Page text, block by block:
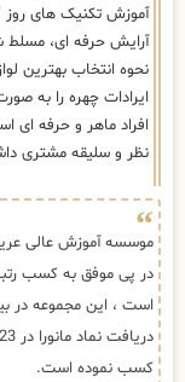
آموزش تکنیک های روز
آرایش حرفه ای،
نحوه انتخاب بهترین
ایرادات چهره را به
افراد ماهر و حرفه ای
نظر و سلیقه مشتری
کسب نموده است.